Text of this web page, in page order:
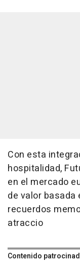
Con esta
hospitalidad,
en el mercado
de valor basada
recuerdos
atraccio
Contenido